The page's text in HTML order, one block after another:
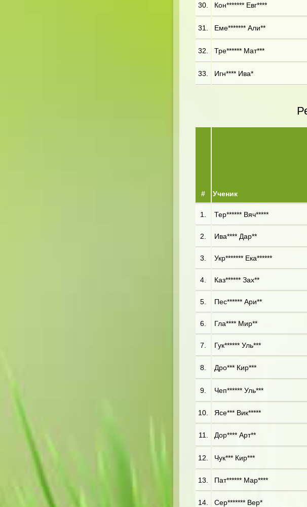
30. Кон******* Евг****
31. Еме******* Али**
32. Тре****** Мат***
33. Игн**** Ива*
# Ученик
1. Тер****** Вяч*****
2. Ива**** Дар**
3. Укр******* Ека******
4. Каз****** Зах**
5. Пес****** Ари**
6. Гла**** Мир**
7. Гук****** Уль***
8. Дро*** Кир***
9. Чеп****** Уль***
10. Ясе*** Вик*****
11. Дор**** Арт**
12. Чук*** Кир***
13. Пат****** Мар****
14. Сер******* Вер*